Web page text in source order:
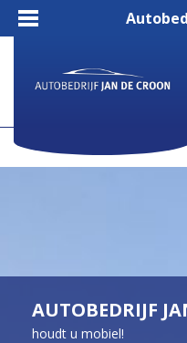
AUTOBEDRIJF
houdt u mobiel!